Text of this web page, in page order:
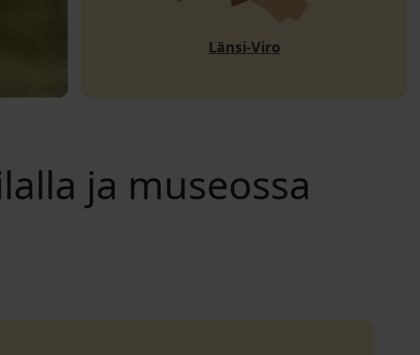
Länsi-Viro
ja museossa